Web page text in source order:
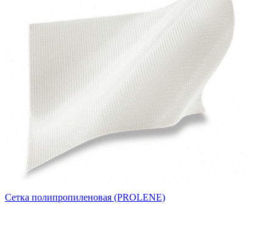
Сетка полипропиленовая (PROLENE)